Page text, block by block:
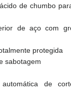
de chumbo
de aço com
protegida
sabotagem
de